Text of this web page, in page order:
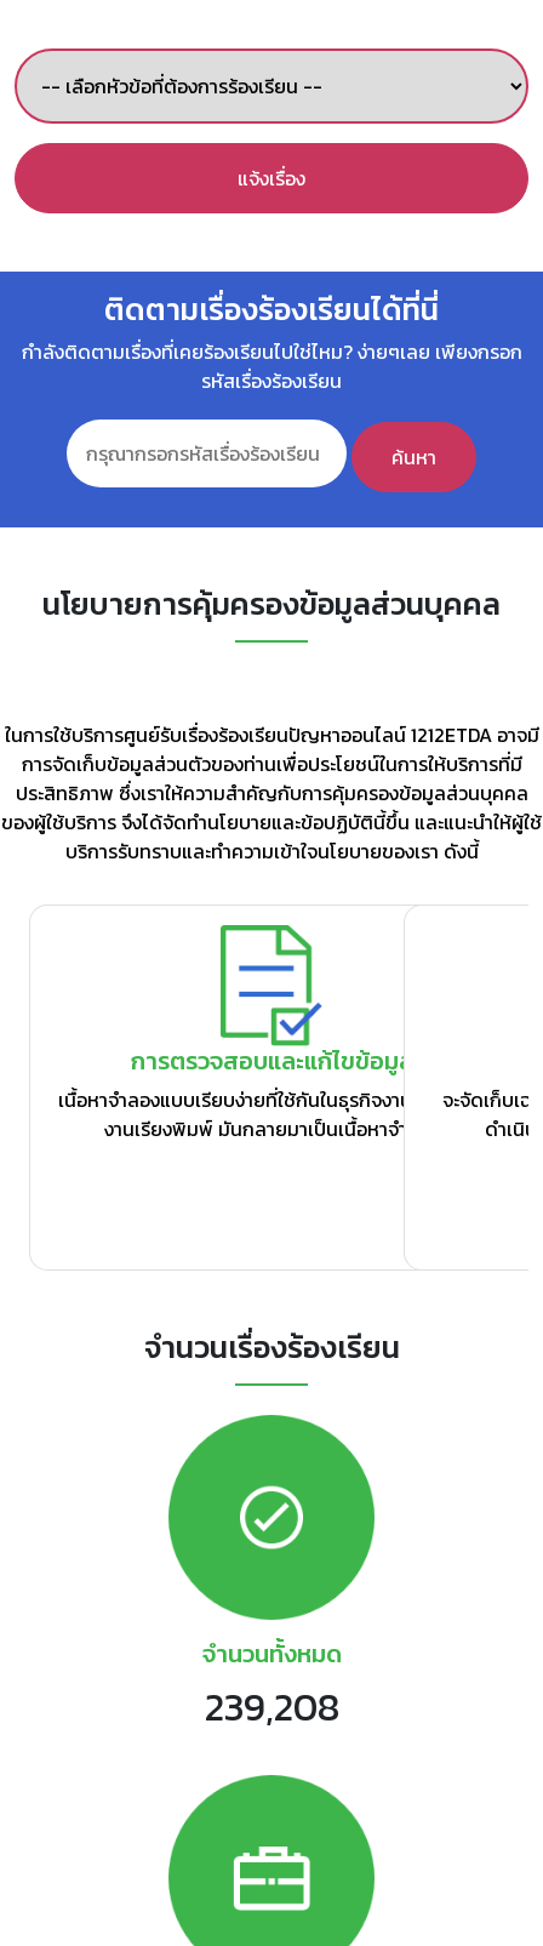
แจ้งเรื่อง
ติดตามเรื่องร้องเรียนได้ที่นี่
กำลังติดตามเรื่องที่เคยร้องเรียนไปใช่ไหม? ง่ายๆเลย เพียงกรอก
รหัสเรื่องร้องเรียน
นโยบายการคุ้มครองข้อมูลส่วนบุคคล
ในการใช้บริการศูนย์รับเรื่องร้องเรียนปัญหาออนไลน์ 1212ETDA อาจมี
การจัดเก็บข้อมูลส่วนตัวของท่านเพื่อประโยชน์ในการให้บริการที่มี
ประสิทธิภาพ ซึ่งเราให้ความสำคัญกับการคุ้มครองข้อมูลส่วนบุคคล
ของผู้ใช้บริการ จึงได้จัดทำนโยบายและข้อปฏิบัตินี้ขึ้น และแนะนำให้ผู้ใช้
บริการรับทราบและทำความเข้าใจนโยบายของเรา ดังนี้
ข้อมูลที่จัดเก็บ
จะจัดเก็บเฉพาะข้อมูลที่จำเป็นและเพื่อประโยชน์ในการ
ดำเนินงานเกี่ยวกับภารกิจของ 1212 ETDA
จำนวนเรื่องร้องเรียน
จำนวนทั้งหมด
239,208